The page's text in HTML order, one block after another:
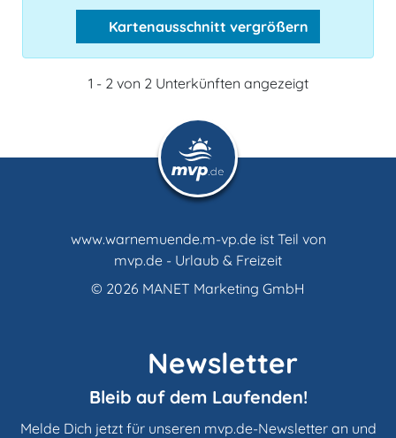
Kartenausschnitt vergrößern
1 - 2 von 2 Unterkünften angezeigt
www.warnemuende.m-vp.de ist Teil von
mvp.de - Urlaub & Freizeit
© 2026 MANET Marketing GmbH
Newsletter
Bleib auf dem Laufenden!
Melde Dich jetzt für unseren mvp.de-Newsletter an und